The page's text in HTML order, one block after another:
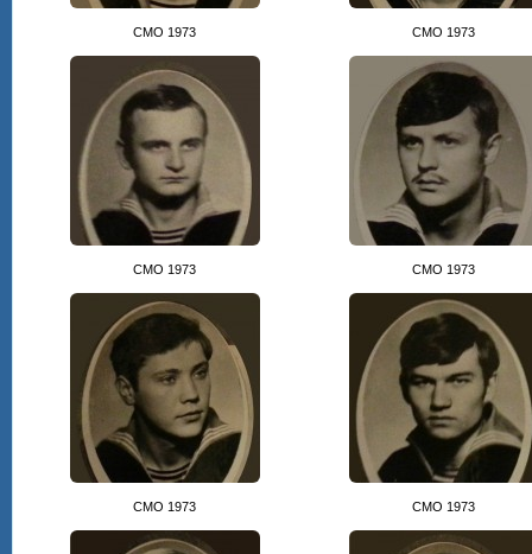
СМО 1973 СМО 1973
СМО 1973 СМО 1973
СМО 1973 СМО 1973